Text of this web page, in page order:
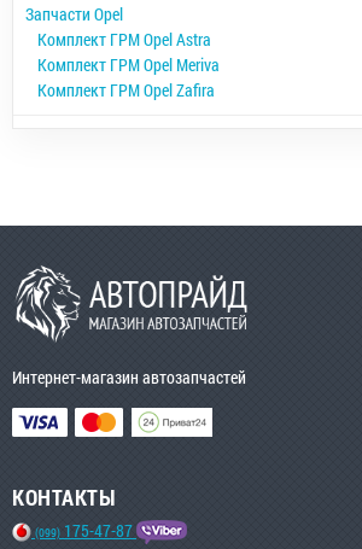
Запчасти Opel
Комплект ГРМ Opel Astra
Комплект ГРМ Opel Meriva
Комплект ГРМ Opel Zafira
Интернет-магазин автозапчастей
КОНТАКТЫ
(099) 175-47-87